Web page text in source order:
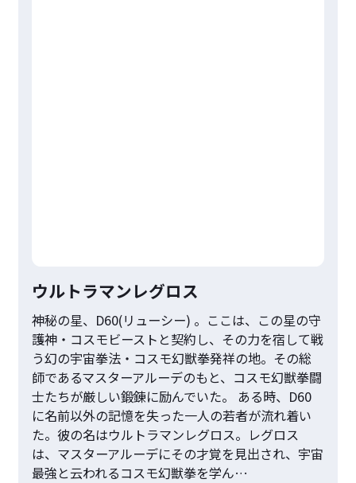
ウルトラマンレグロス
神秘の星、D60(リューシー) 。ここは、この星の守
護神・コスモビーストと契約し、その力を宿して戦
う幻の宇宙拳法・コスモ幻獣拳発祥の地。その総
師であるマスターアルーデのもと、コスモ幻獣拳闘
士たちが厳しい鍛錬に励んでいた。 ある時、D60
に名前以外の記憶を失った一人の若者が流れ着い
た。彼の名はウルトラマンレグロス。レグロス
は、マスターアルーデにその才覚を見出され、宇宙
最強と云われるコスモ幻獣拳を学ん…